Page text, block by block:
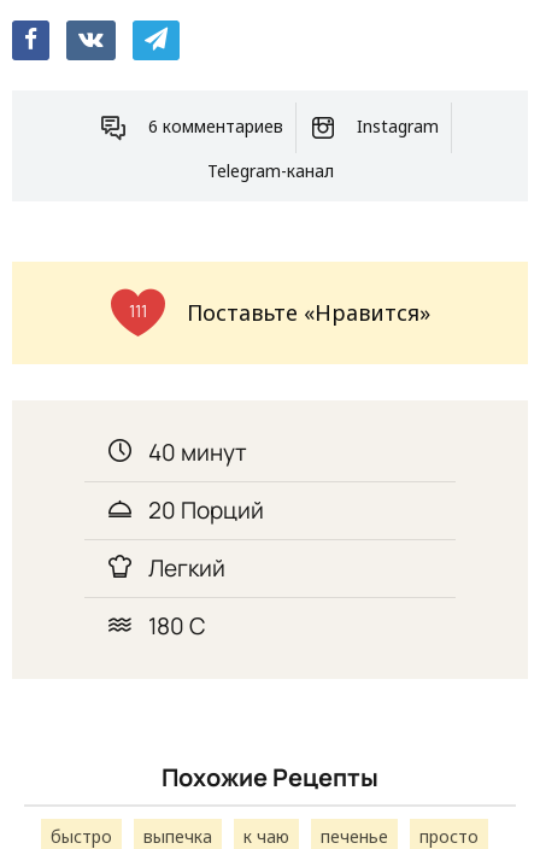
6 комментариев
Instagram
Telegram-канал
111 Поставьте «Нравится»
40 минут
20 Порций
Легкий
180 С
Похожие Рецепты
быстро выпечка к чаю печенье просто